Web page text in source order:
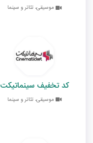
موسیقی، تئاتر و سینما
کد تخفیف سینماتیکت
موسیقی، تئاتر و سینما